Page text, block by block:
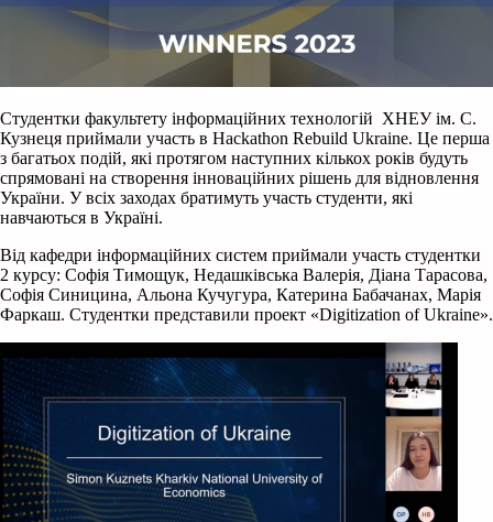
Студентки факультету інформаційних технологій ХНЕУ ім. С.
Кузнеця приймали участь в Hackathon Rebuild Ukraine. Це перша
з багатьох подій, які протягом наступних кількох років будуть
спрямовані на створення інноваційних рішень для відновлення
України. У всіх заходах братимуть участь студенти, які
навчаються в Україні.
Від кафедри інформаційних систем приймали участь студентки
2 курсу: Софія Тимощук, Недашківська Валерія, Діана Тарасова,
Софія Синицина, Альона Кучугура, Катерина Бабачанах, Марія
Фаркаш. Студентки представили проект «Digitization of Ukraine».